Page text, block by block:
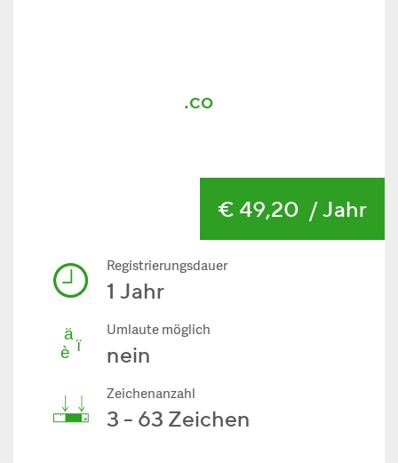
.co
€ 49,20 / Jahr
Registrierungsdauer
1 Jahr
Umlaute möglich
nein
Zeichenanzahl
3 - 63 Zeichen